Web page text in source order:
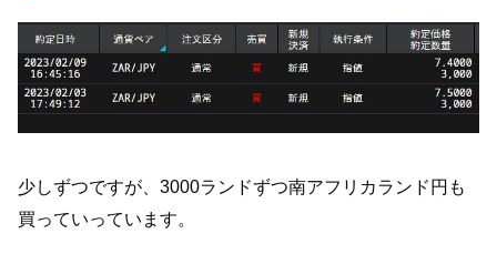
少しずつですが、3000ランドずつ南アフリカランド円も
買っていっています。